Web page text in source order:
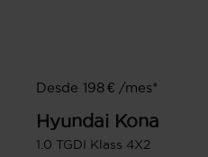
Desde 198 € /mes*
Hyundai Kona
1.0 TGDI Klass 4X2